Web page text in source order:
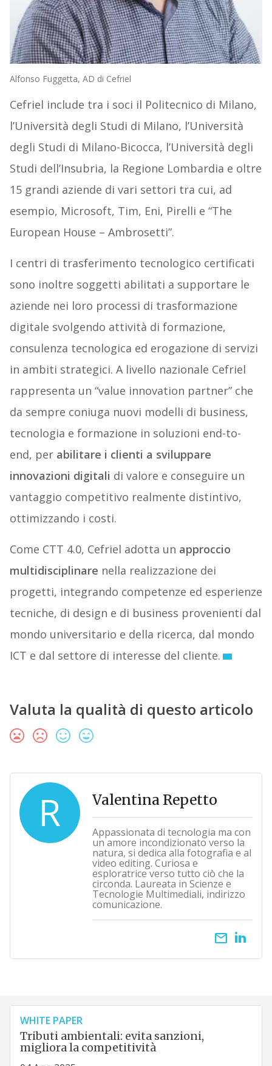
Alfonso Fuggetta, AD di Cefriel
Cefriel include tra i soci il Politecnico di Milano,
l’Università degli Studi di Milano, l’Università
degli Studi di Milano-Bicocca, l’Università degli
Studi dell’Insubria, la Regione Lombardia e oltre
15 grandi aziende di vari settori tra cui, ad
esempio, Microsoft, Tim, Eni, Pirelli e “The
European House – Ambrosetti”.
I centri di trasferimento tecnologico certificati
sono inoltre soggetti abilitati a supportare le
aziende nei loro processi di trasformazione
digitale svolgendo attività di formazione,
consulenza tecnologica ed erogazione di servizi
in ambiti strategici. A livello nazionale Cefriel
rappresenta un “value innovation partner” che
da sempre coniuga nuovi modelli di business,
tecnologia e formazione in soluzioni end-to-
end, per abilitare i clienti a sviluppare
innovazioni digitali di valore e conseguire un
vantaggio competitivo realmente distintivo,
ottimizzando i costi.
Come CTT 4.0, Cefriel adotta un approccio
multidisciplinare nella realizzazione dei
progetti, integrando competenze ed esperienze
tecniche, di design e di business provenienti dal
mondo universitario e della ricerca, dal mondo
ICT e dal settore di interesse del cliente.
Valuta la qualità di questo articolo
R Valentina Repetto
Appassionata di tecnologia ma con
un amore incondizionato verso la
natura, si dedica alla fotografia e al
video editing. Curiosa e
esploratrice verso tutto ciò che la
circonda. Laureata in Scienze e
Tecnologie Multimediali, indirizzo
comunicazione.
email
WHITE PAPER
Tributi ambientali: evita sanzioni,
migliora la competitività